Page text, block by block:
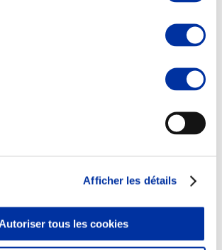
Afficher les détails
Autoriser tous les cookies
sanitaire
Viandes et santé
et attractivité des métiers
scientifique